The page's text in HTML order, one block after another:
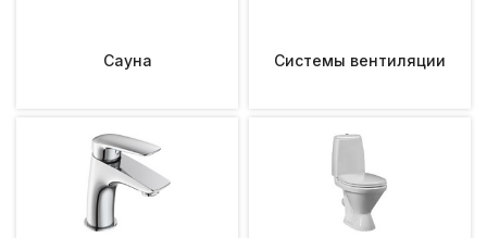
Сауна Системы вентиляции